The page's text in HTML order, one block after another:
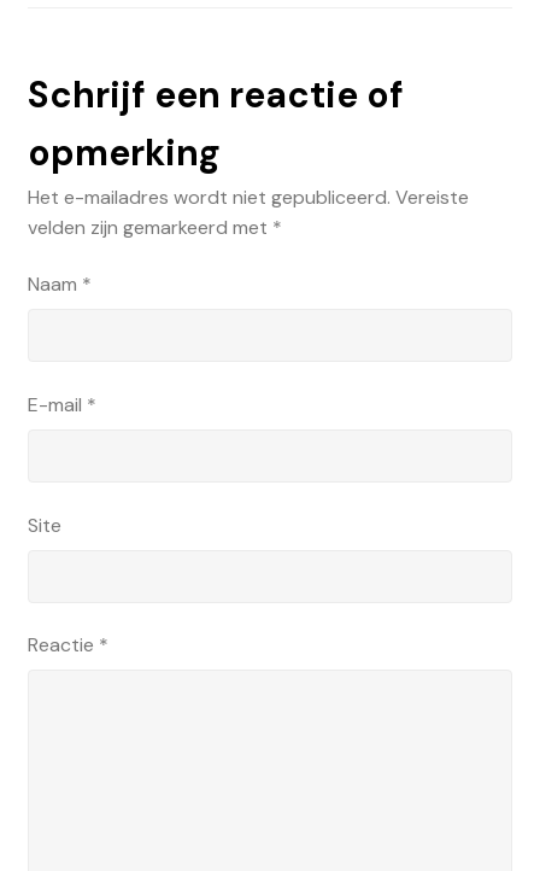
Schrijf een reactie of
opmerking
Het e-mailadres wordt niet gepubliceerd. Vereiste
velden zijn gemarkeerd met *
Naam *
E-mail *
Site
Reactie *